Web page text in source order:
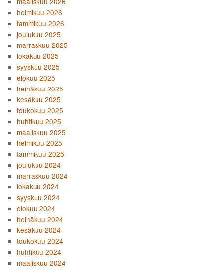
helmikuu 2026
tammikuu 2026
joulukuu 2025
marraskuu 2025
lokakuu 2025
syyskuu 2025
elokuu 2025
heinäkuu 2025
kesäkuu 2025
toukokuu 2025
huhtikuu 2025
maaliskuu 2025
helmikuu 2025
tammikuu 2025
joulukuu 2024
marraskuu 2024
lokakuu 2024
syyskuu 2024
elokuu 2024
heinäkuu 2024
kesäkuu 2024
toukokuu 2024
huhtikuu 2024
maaliskuu 2024